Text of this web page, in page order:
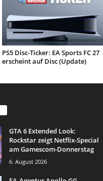
PS5 Disc-Ticker: EA Sports FC 27
erscheint auf Disc (Update)
GTA 6 Extended Look:
Rockstar zeigt Netflix-Special
am Gamescom-Donnerstag
6. August 2026